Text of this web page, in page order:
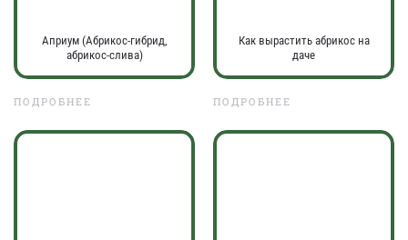
Априум (Абрикос-гибрид,
абрикос-слива)
ПОДРОБНЕЕ
Как вырастить абрикос на
даче
ПОДРОБНЕЕ